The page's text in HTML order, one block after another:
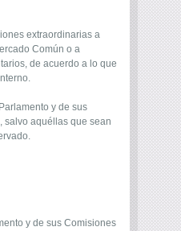
extraordinarias a
Común o a
de acuerdo a lo que
y de sus
salvo aquéllas que sean
y de sus Comisiones